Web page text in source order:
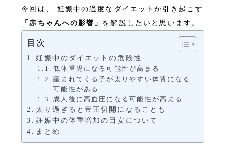
今回は、 妊娠中の過度なダイエットが引き起こす
「赤ちゃんへの影響」 を解説したいと思います。
目次
妊娠中のダイエットの危険性
低体重児になる可能性が高まる
産まれてくる子が太りやすい体質になる
可能性がある
成人後に高血圧になる可能性が高まる
太り過ぎると帝王切開になることも
妊娠中の体重増加の目安について
まとめ